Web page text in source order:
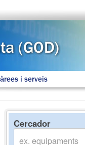
i serveis
Cercador